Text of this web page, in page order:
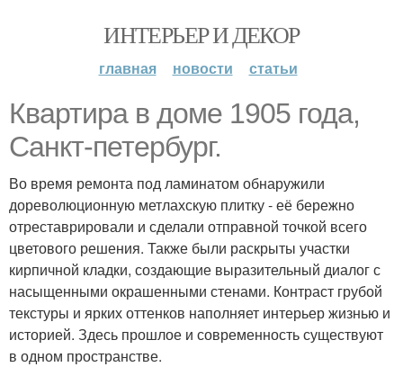
ИНТЕРЬЕР И ДЕКОР
главная новости статьи
Квартира в доме 1905 года,
Санкт-петербург.
Во время ремонта под ламинатом обнаружили
дореволюционную метлахскую плитку - её бережно
отреставрировали и сделали отправной точкой всего
цветового решения. Также были раскрыты участки
кирпичной кладки, создающие выразительный диалог с
насыщенными окрашенными стенами. Контраст грубой
текстуры и ярких оттенков наполняет интерьер жизнью и
историей. Здесь прошлое и современность существуют
в одном пространстве.